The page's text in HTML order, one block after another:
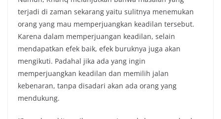
terjadi di zaman sekarang yaitu sulitnya menemukan
orang yang mau memperjuangkan keadilan tersebut.
Karena dalam memperjuangan keadilan, selain
mendapatkan efek baik, efek buruknya juga akan
mengikuti. Padahal jika ada yang ingin
memperjuangkan keadilan dan memilih jalan
kebenaran, tanpa disadari akan ada orang yang
mendukung.